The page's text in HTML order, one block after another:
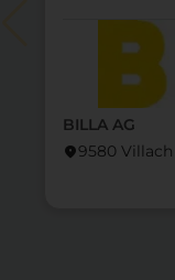
BILLA AG
location_on9580